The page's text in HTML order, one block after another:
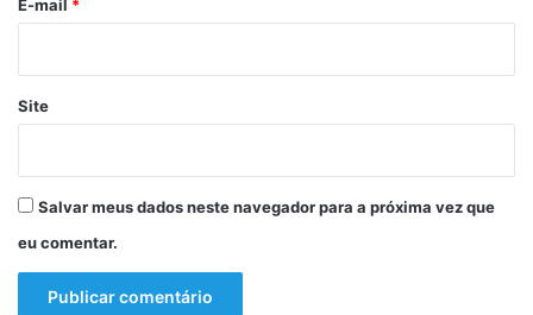
o
E-mail *
Site
Salvar meus dados neste navegador para a próxima vez que
eu comentar.